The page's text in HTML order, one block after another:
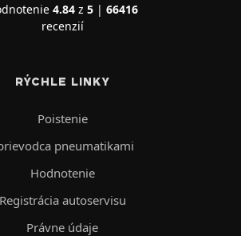
4.84z 5| 66416
recenzií
RÝCHLE LINKY
Poistenie
pneumatikami
Hodnotenie
Registrácia autoservisu
Právne údaje